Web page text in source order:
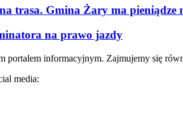
trasa. Gmina Żary ma
na prawo jazdy
portalem informacyjnym. Zajmujemy się
media: